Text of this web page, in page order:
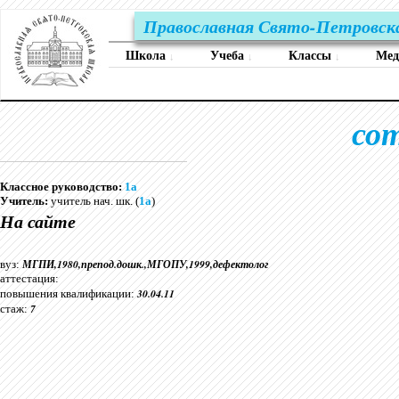
Православная Свято-
Школа ↓ Учеба ↓ Классы ↓
Классное руководство: 1а
Учитель:учитель нач. шк. (1а)
На сайте
вуз:МГПИ,1980,препод.дошк.,МГОПУ,1999,дефектолог
аттестация:
повышения квалификации:30.04.11
стаж:7